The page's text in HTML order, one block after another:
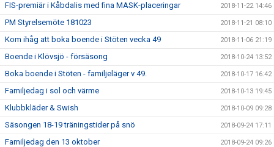
FIS-premiär i Kåbdalis med fina MASK-placeringar 2018-11-22 14:46
PM Styrelsemöte 181023 2018-11-21 08:10
Kom ihåg att boka boende i Stöten vecka 49 2018-11-06 21:19
Boende i Klövsjö - försäsong 2018-10-24 13:52
Boka boende i Stöten - familjeläger v 49. 2018-10-17 16:42
Familjedag i sol och värme 2018-10-13 19:45
Klubbkläder & Swish 2018-10-09 09:28
Säsongen 18-19 träningstider på snö 2018-09-24 17:11
Familjedag den 13 oktober 2018-09-24 09:26